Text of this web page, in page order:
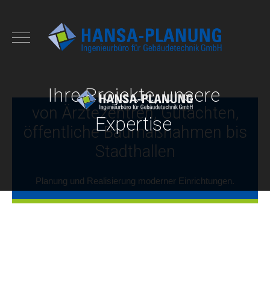
Ihre Projekte, unsere
Expertise
von Ärztezentren, Gutachten,
öffentliche Baumaßnahmen bis
Stadthallen
Planung und Realisierung moderner Einrichtungen.